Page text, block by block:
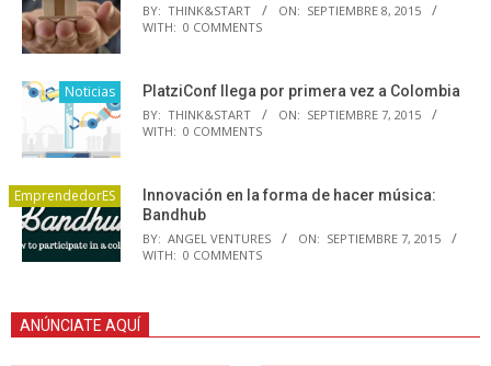
BY: THINK&START ON: SEPTIEMBRE 8, 2015
WITH: 0 COMMENTS
Noticias PlatziConf llega por primera vez a Colombia
BY: THINK&START ON: SEPTIEMBRE 7, 2015
WITH: 0 COMMENTS
EmprendedorES
Innovación en la forma de hacer música:
Bandhub
BY: ANGEL VENTURES ON: SEPTIEMBRE 7, 2015
WITH: 0 COMMENTS
ANÚNCIATE AQUÍ